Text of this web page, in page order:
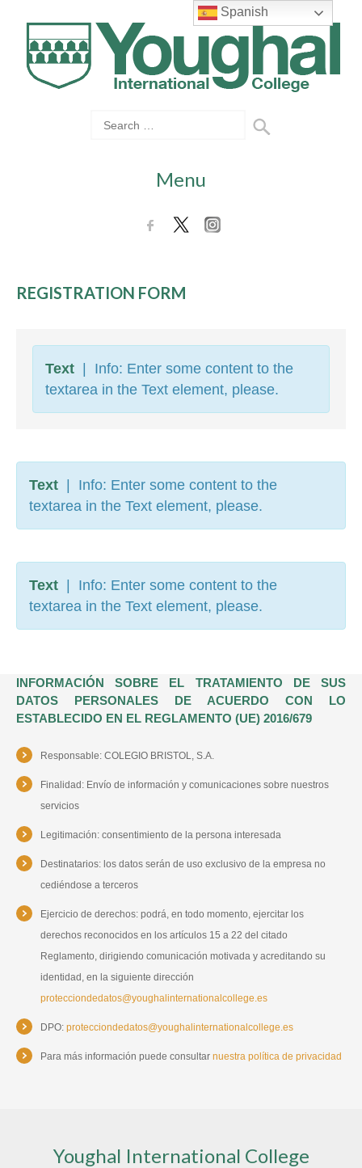
Menu
REGISTRATION FORM
Text | Info: Enter some content to the
textarea in the Text element, please.
Text | Info: Enter some content to the
textarea in the Text element, please.
Text | Info: Enter some content to the
textarea in the Text element, please.
INFORMACIÓN SOBRE EL TRATAMIENTO DE SUS
DATOS PERSONALES DE ACUERDO CON LO
ESTABLECIDO EN EL REGLAMENTO (UE) 2016/679
Responsable: COLEGIO BRISTOL, S.A.
Finalidad: Envío de información y comunicaciones sobre nuestros
servicios
Legitimación: consentimiento de la persona interesada
Destinatarios: los datos serán de uso exclusivo de la empresa no
cediéndose a terceros
Ejercicio de derechos: podrá, en todo momento, ejercitar los
derechos reconocidos en los artículos 15 a 22 del citado
Reglamento, dirigiendo comunicación motivada y acreditando su
identidad, en la siguiente dirección
protecciondedatos@youghalinternationalcollege.es
DPO: protecciondedatos@youghalinternationalcollege.es
Para más información puede consultar nuestra política de privacidad
Youghal International College
Spanish